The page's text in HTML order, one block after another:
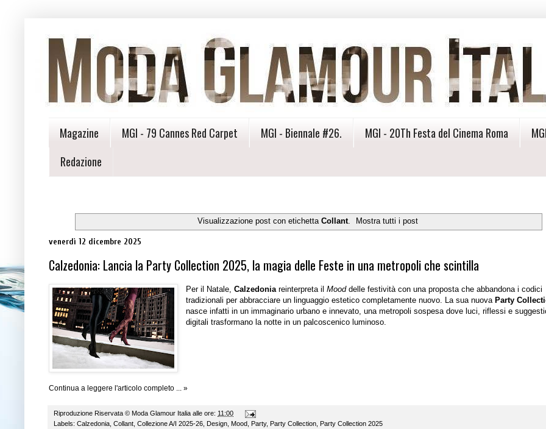
Magazine MGI - 79 Cannes Red Carpet MGI - Biennale #26. MGI - 20Th Festa del Cinema Roma
Redazione
Visualizzazione post con etichetta Collant. Mostra tutti i post
venerdì 12 dicembre 2025
Calzedonia: Lancia la Party Collection 2025, la magia delle Feste in una metropoli che scintilla
Per il Natale, Calzedoniareinterpreta il Mooddelle festività con una proposta che abbandona i codici
tradizionali per abbracciare un linguaggio estetico completamente nuovo. La sua nuova Party
nasce infatti in un immaginario urbano e innevato, una metropoli sospesa dove luci, riflessi e
digitali trasformano la notte in un palcoscenico luminoso.
Continua a leggere l'articolo completo ... »
Riproduzione Riservata © Moda Glamour Italia alle ore: 11:00
Labels: Calzedonia Collant Collezione A/I 2025-26 Design Mood Party, Party Collection Party Collection 2025